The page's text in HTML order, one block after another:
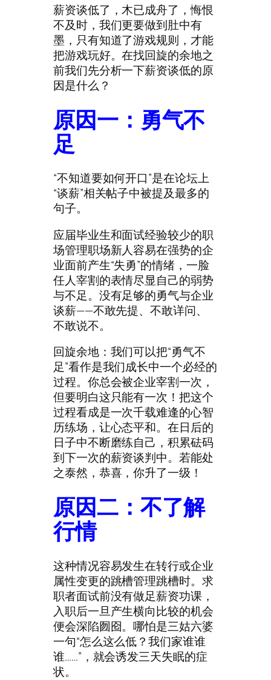
薪资谈低了，木已成舟了，悔恨
不及时，我们更要做到肚中有
墨，只有知道了游戏规则，才能
把游戏玩好。在找回旋的余地之
前我们先分析一下薪资谈低的原
因是什么？
原因一：勇气不
足
“不知道要如何开口”是在论坛上
“谈薪”相关帖子中被提及最多的
句子。
应届毕业生和面试经验较少的职
场管理职场新人容易在强势的企
业面前产生“失勇”的情绪，一脸
任人宰割的表情尽显自己的弱势
与不足。没有足够的勇气与企业
谈薪——不敢先提、不敢详问、
不敢说不。
回旋余地：我们可以把“勇气不
足”看作是我们成长中一个必经的
过程。你总会被企业宰割一次，
但要明白这只能有一次！把这个
过程看成是一次千载难逢的心智
历练场，让心态平和。在日后的
日子中不断磨练自己，积累砝码
到下一次的薪资谈判中。若能处
之泰然，恭喜，你升了一级！
原因二：不了解
行情
这种情况容易发生在转行或企业
属性变更的跳槽管理跳槽时。求
职者面试前没有做足薪资功课，
入职后一旦产生横向比较的机会
便会深陷囫囵。哪怕是三姑六婆
一句“怎么这么低？我们家谁谁
谁……”，就会诱发三天失眠的症
状。